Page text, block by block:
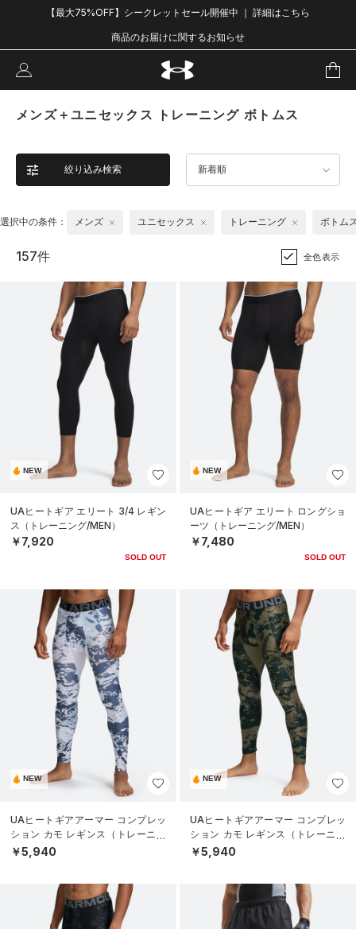
【最大75%OFF】シークレットセール開催中 ｜ 詳細はこちら
商品のお届けに関するお知らせ
メンズ＋ユニセックス トレーニング ボトムス
絞り込み検索 新着順
選択中の条件： メンズ ユニセックス トレーニング ボトム
157件 全色表示
NEW
UAヒートギア エリート 3/4 レギン
ス（トレーニング/MEN）
￥7,920
SOLD OUT
NEW
UAヒートギア エリート ロングショ
ーツ（トレーニング/MEN）
￥7,480
SOLD OUT
NEW
UAヒートギアアーマー コンプレッ
ション カモ レギンス（トレーニン
グ/MEN）
￥5,940
NEW
UAヒートギアアーマー コンプレッ
ション カモ レギンス（トレーニン
グ/MEN）
￥5,940